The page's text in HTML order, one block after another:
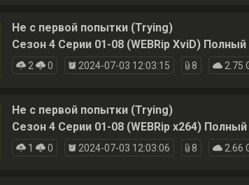
Не с первой попытки (Trying)
Сезон 4 Серии 01-08 (WEBRip XviD)
2 0 2024-07-03 12:03:15 8 2.75
Не с первой попытки (Trying)
Сезон 4 Серии 01-08 (WEBRip x264)
1 0 2024-07-03 12:03:06 8 2.66